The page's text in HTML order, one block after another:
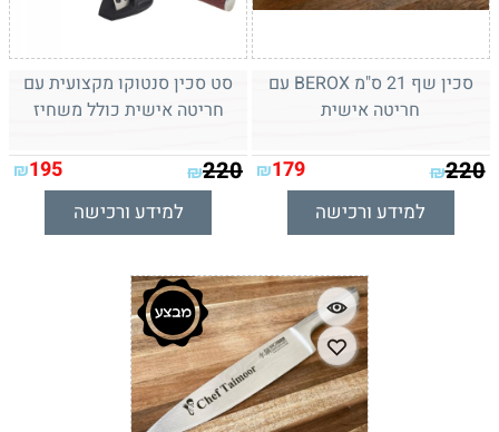
סכין שף 21 ס"מ BEROX עם
חריטה אישית
₪220
₪179
למידע ורכישה
סט סכין סנטוקו מקצועית עם
חריטה אישית כולל משחיז
₪220
₪195
למידע ורכישה